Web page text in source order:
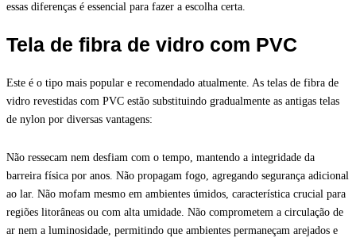
essas diferenças é essencial para fazer a escolha certa.
Tela de fibra de vidro com PVC
Este é o tipo mais popular e recomendado atualmente. As telas de fibra de
vidro revestidas com PVC estão substituindo gradualmente as antigas telas
de nylon por diversas vantagens:
Não ressecam nem desfiam com o tempo, mantendo a integridade da
barreira física por anos. Não propagam fogo, agregando segurança adicional
ao lar. Não mofam mesmo em ambientes úmidos, característica crucial para
regiões litorâneas ou com alta umidade. Não comprometem a circulação de
ar nem a luminosidade, permitindo que ambientes permaneçam arejados e